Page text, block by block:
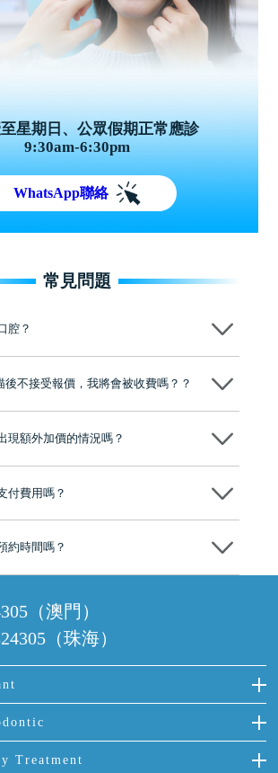
星期日、公眾假期正常應診
9:30am-6:30pm
WhatsApp聯絡
常見問題
腔？
業領袖品牌」，是諾貝爾種植系統全球放心植牙中
個國家和地區的顧客，受到粵港澳大灣區及周邊城
心，有任何問題都可以隨時預約免費咨詢，讓人十
後不接受報價，我將會被收費嗎？？
現額外加價的情況嗎？
付費用嗎？
照當日匯率轉算收取費用，而匯率會及時告知客人
約時間嗎？
（澳門）
（珠海）
Treatment